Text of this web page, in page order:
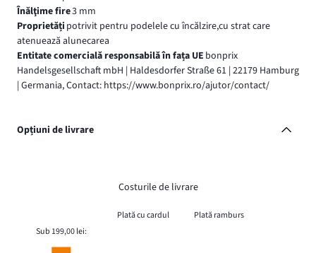
Înălţime fire3 mm
Proprietăți potrivit pentru podelele cu încălzire,cu strat care
atenuează alunecarea
Entitate comercială responsabilă în fața UE bonprix
Handelsgesellschaft mbH | Haldesdorfer Straße 61 | 22179 Hamburg
| Germania, Contact: https://www.bonprix.ro/ajutor/contact/
Opțiuni de livrare
Costurile de livrare
Plată cu cardul
Plată ramburs
Sub 199,00 lei: